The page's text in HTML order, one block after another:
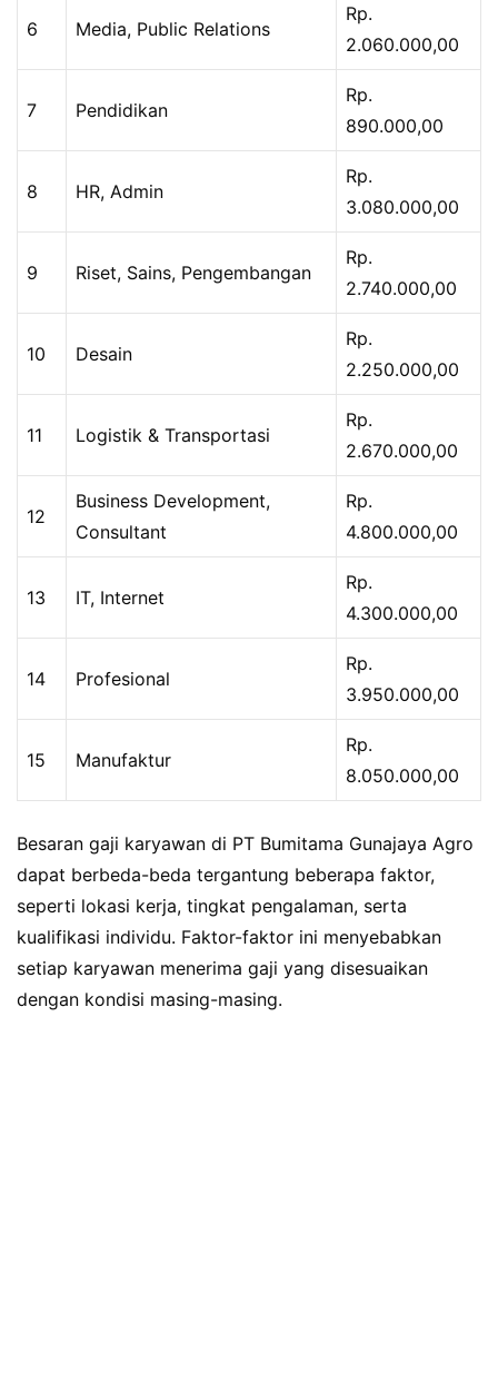
6 Media, Public Relations
Rp.
2.060.000,00
7 Pendidikan
Rp.
890.000,00
8 HR, Admin
Rp.
3.080.000,00
9 Riset, Sains, Pengembangan
Rp.
2.740.000,00
10 Desain
Rp.
2.250.000,00
11 Logistik & Transportasi
Rp.
2.670.000,00
12
Business Development,
Consultant
Rp.
4.800.000,00
13 IT, Internet
Rp.
4.300.000,00
14 Profesional
Rp.
3.950.000,00
15 Manufaktur
Rp.
8.050.000,00
Besaran gaji karyawan di PT Bumitama Gunajaya Agro
dapat berbeda-beda tergantung beberapa faktor,
seperti lokasi kerja, tingkat pengalaman, serta
kualifikasi individu. Faktor-faktor ini menyebabkan
setiap karyawan menerima gaji yang disesuaikan
dengan kondisi masing-masing.